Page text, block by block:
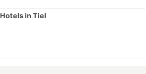
Hotels in Tiel